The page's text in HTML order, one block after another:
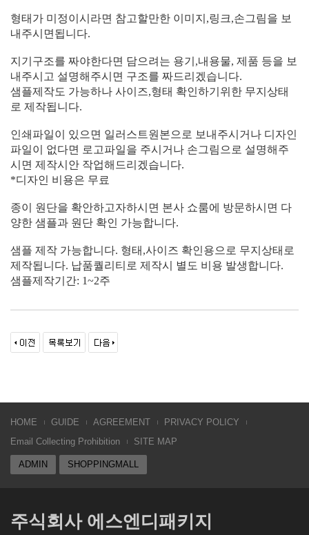
형태가 미정이시라면 참고할만한 이미지,링크,손그림을 보
내주시면됩니다.
지기구조를 짜야한다면 담으려는 용기,내용물, 제품 등을 보
내주시고 설명해주시면 구조를 짜드리겠습니다.
샘플제작도 가능하나 사이즈,형태 확인하기위한 무지상태
로 제작됩니다.
인쇄파일이 있으면 일러스트원본으로 보내주시거나 디자인
파일이 없다면 로고파일을 주시거나 손그림으로 설명해주
시면 제작시안 작업해드리겠습니다.
*디자인 비용은 무료
종이 원단을 확안하고자하시면 본사 쇼룸에 방문하시면 다
양한 샘플과 원단 확인 가능합니다.
샘플 제작 가능합니다. 형태,사이즈 확인용으로 무지상태로
제작됩니다. 납품퀄리티로 제작시 별도 비용 발생합니다.
샘플제작기간: 1~2주
HOME GUIDE AGREEMENT
PRIVACY POLICY
Email Collecting Prohibition
SITE MAP
ADMIN SHOPPINGMALL
주식회사 에스엔디패키지